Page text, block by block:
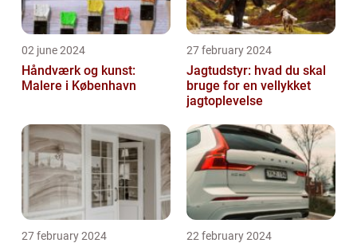
02 june 2024
Håndværk og kunst:
Malere i København
27 february 2024
Jagtudstyr: hvad du skal
bruge for en vellykket
jagtoplevelse
27 february 2024 22 february 2024